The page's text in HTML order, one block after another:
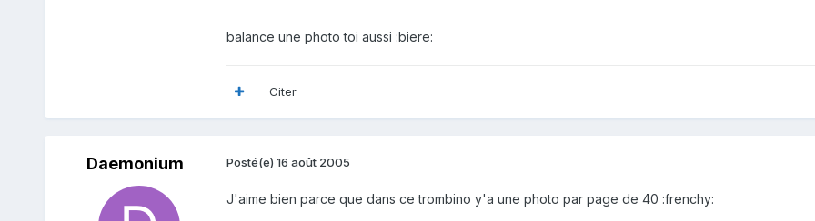
balance une photo toi aussi :biere:
Citer
Daemonium Posté(e) 16 août 2005
J'aime bien parce que dans ce trombino y'a une photo par page de 40 :frenchy: